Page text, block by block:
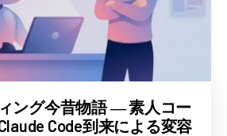
ング今昔物語 ― 素人コー
Code到来による変容